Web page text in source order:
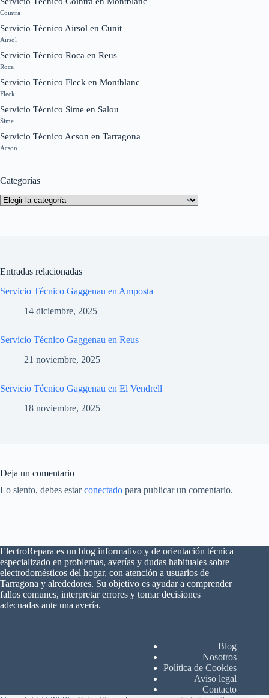
Cointra
Servicio Técnico Airsol en Cunit
Airsol
Servicio Técnico Roca en Reus
Roca
Servicio Técnico Fleck en Montblanc
Fleck
Servicio Técnico Sime en Salou
Sime
Servicio Técnico Acson en Tarragona
Acson
Categorías
Categorías
Entradas relacionadas
Servicio Técnico Gaggenau en Amposta
14 diciembre, 2025
Servicio Técnico Gaggenau en Reus
21 noviembre, 2025
Servicio Técnico Gaggenau en El Vendrell
18 noviembre, 2025
Deja un comentario
Lo siento, debes estarconectado para publicar un comentario.
ElectroRepara es un blog informativo y de orientación técnica
especializado en problemas, averías y dudas habituales sobre
electrodomésticos del hogar, con atención a usuarios de
Tarragona y alrededores. Su objetivo es ayudar a comprender
fallos comunes, interpretar errores y tomar decisiones
adecuadas ante una avería.
Blog
Nosotros
Política de Cookies
Aviso legal
Contacto